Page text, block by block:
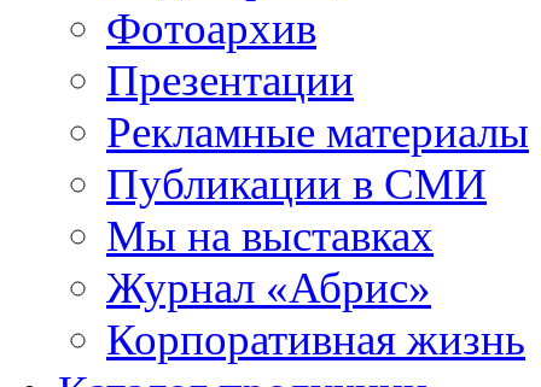
Фотоархив
Презентации
Рекламные материалы
Публикации в СМИ
Мы на выставках
Журнал «Абрис»
Корпоративная жизнь